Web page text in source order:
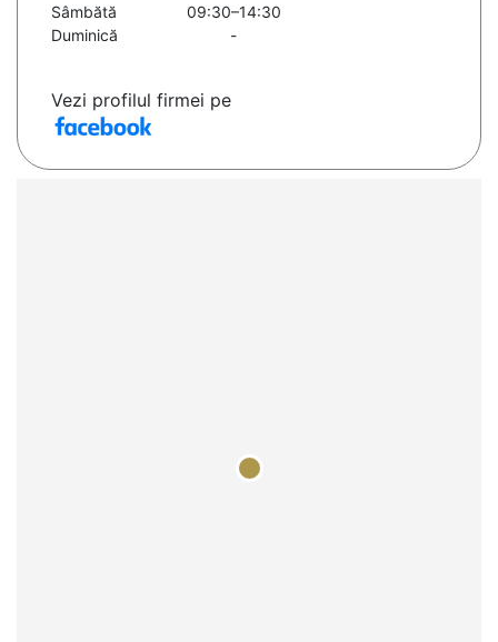
Sâmbătă
09:30–14:30
Duminică
-
Vezi profilul firmei pe